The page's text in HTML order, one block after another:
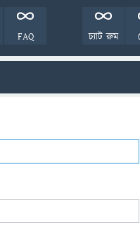
FAQ চ্যাট রুম